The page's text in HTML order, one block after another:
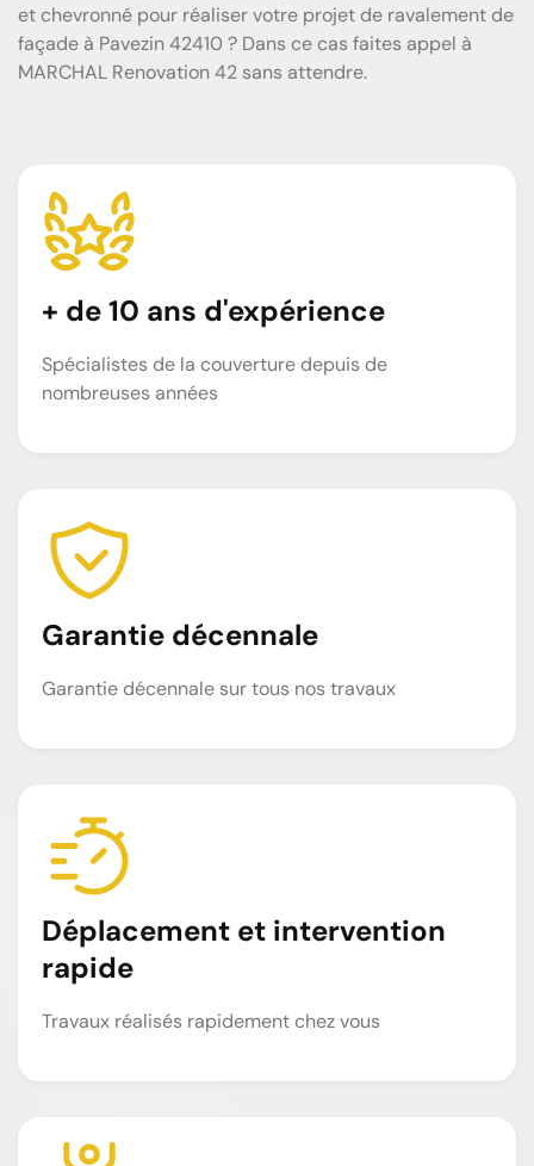
et chevronné pour réaliser votre projet de ravalement de
façade à Pavezin 42410 ? Dans ce cas faites appel à
MARCHAL Renovation 42 sans attendre.
+ de 10 ans d'expérience
Spécialistes de la couverture depuis de
nombreuses années
Garantie décennale
Garantie décennale sur tous nos travaux
Déplacement et intervention
rapide
Travaux réalisés rapidement chez vous